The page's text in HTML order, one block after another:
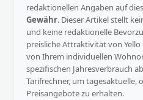
redaktionellen Angaben auf
Gewähr. Dieser Artikel stellt
und keine redaktionelle
preisliche Attraktivität von
von Ihrem individuellen
spezifischen Jahresverbrauch
Tarifrechner, um
Preisangebote zu erhalten.